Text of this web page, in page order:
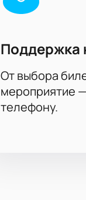
Поддержка
От выбора
мероприятие
телефону.